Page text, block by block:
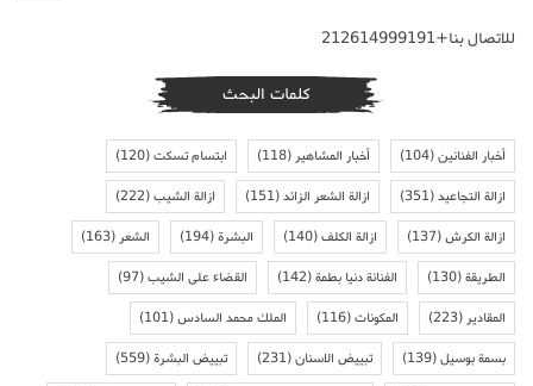
للاتصال بنا+212614999191
كلمات البحث
أخبار الفنانين(104) أخبار المشاهير(118) ابتسام تسكت(120)
ازالة التجاعيد(351) ازالة الشعر الزائد(151) ازالة الشيب(222)
ازالة الكرش(137) ازالة الكلف(140) البشرة(194) الشعر(163)
الطريقة(130) الفنانة دنيا بطمة(142) القضاء على الشيب(97)
المقادير(223) المكونات(116) الملك محمد السادس(101)
بسمة بوسيل(139) تبييض الاسنان(231) تبييض البشرة(559)